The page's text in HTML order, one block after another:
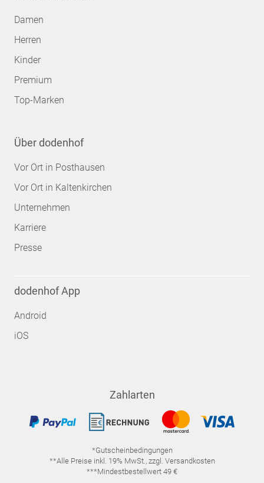
Damen
Herren
Kinder
Premium
Top-Marken
Über dodenhof
Vor Ort in Posthausen
Vor Ort in Kaltenkirchen
Unternehmen
Karriere
Presse
dodenhof App
Android
iOS
Zahlarten
*Gutscheinbedingungen
**Alle Preise inkl. 19% MwSt., zzgl. Versandkosten
***Mindestbestellwert 49 €